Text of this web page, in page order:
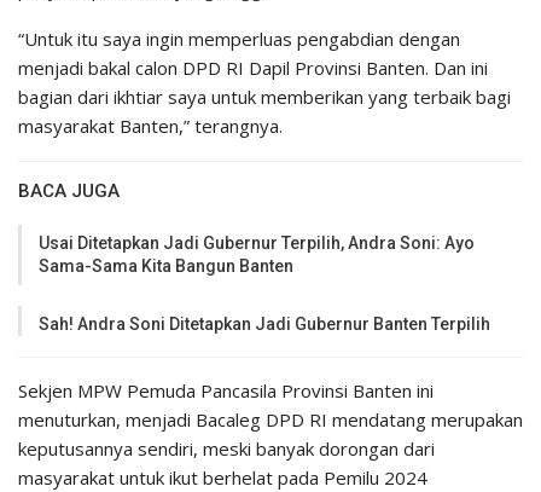
“Untuk itu saya ingin memperluas pengabdian dengan
menjadi bakal calon DPD RI Dapil Provinsi Banten. Dan ini
bagian dari ikhtiar saya untuk memberikan yang terbaik bagi
masyarakat Banten,” terangnya.
BACA JUGA
Usai Ditetapkan Jadi Gubernur Terpilih, Andra Soni: Ayo
Sama-Sama Kita Bangun Banten
Sah! Andra Soni Ditetapkan Jadi Gubernur Banten Terpilih
Sekjen MPW Pemuda Pancasila Provinsi Banten ini
menuturkan, menjadi Bacaleg DPD RI mendatang merupakan
keputusannya sendiri, meski banyak dorongan dari
masyarakat untuk ikut berhelat pada Pemilu 2024